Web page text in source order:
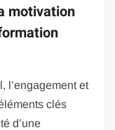
motivation
l’engagement et
clés
d’une